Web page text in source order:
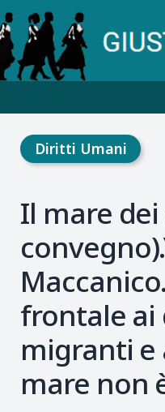
Diritti Umani
Il mare
frontale
migranti
mare non